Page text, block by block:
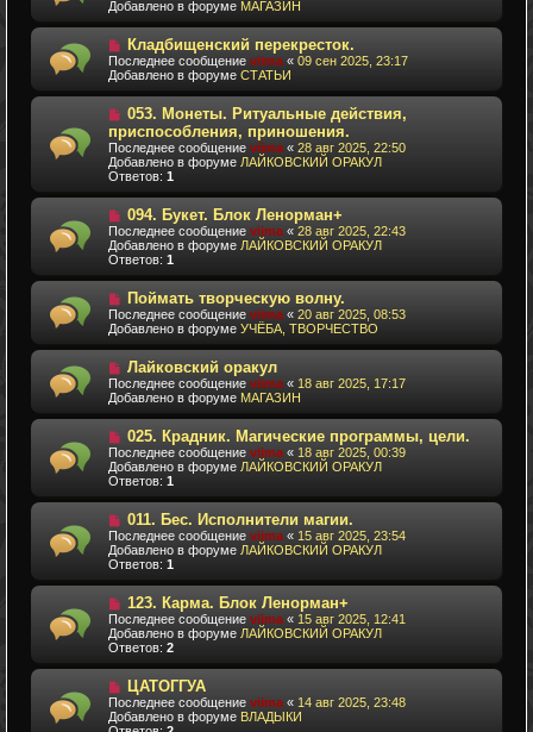
и
о
щ
н
и
о
е
о
о
щ
е
н
и
е
Добавлено в форуме МАГАЗИН
Н
о
в
о
е
с
о
о
б
щ
е
н
и
е
Кладбищенский перекресток.
Последнее сообщение viima « 09 сен 2025, 23:17
Добавлено в форуме СТАТЬИ
Н
в
о
е
с
о
о
б
щ
е
н
и
е
053. Монеты. Ритуальные действия,
приспособления, приношения.
Последнее сообщение viima « 28 авг 2025, 22:50
Добавлено в форуме ЛАЙКОВСКИЙ ОРАКУЛ
Ответов: 1
Н
о
в
о
е
с
о
б
е
н
и
е
094. Букет. Блок Ленорман+
Последнее сообщение viima « 28 авг 2025, 22:43
Добавлено в форуме ЛАЙКОВСКИЙ ОРАКУЛ
Ответов: 1
Н
о
в
о
е
с
о
о
щ
е
н
и
е
Поймать творческую волну.
Последнее сообщение viima « 20 авг 2025, 08:53
Добавлено в форуме УЧЁБА, ТВОРЧЕСТВО
Н
о
в
о
е
с
о
о
б
е
н
и
е
Лайковский оракул
Последнее сообщение viima « 18 авг 2025, 17:17
Добавлено в форуме МАГАЗИН
Н
о
в
о
е
с
о
о
б
щ
н
и
е
025. Крадник. Магические программы, цели.
Последнее сообщение viima « 18 авг 2025, 00:39
Добавлено в форуме ЛАЙКОВСКИЙ ОРАКУЛ
Ответов: 1
Н
о
в
о
е
с
о
о
б
щ
н
е
011. Бес. Исполнители магии.
Последнее сообщение viima « 15 авг 2025, 23:54
Добавлено в форуме ЛАЙКОВСКИЙ ОРАКУЛ
Ответов: 1
Н
о
в
о
е
с
о
б
щ
123. Карма. Блок Ленорман+
Последнее сообщение viima « 15 авг 2025, 12:41
Добавлено в форуме ЛАЙКОВСКИЙ ОРАКУЛ
Ответов: 2
Н
о
в
о
ЦАТОГГУА
Последнее сообщение viima « 14 авг 2025, 23:48
Добавлено в форуме ВЛАДЫКИ